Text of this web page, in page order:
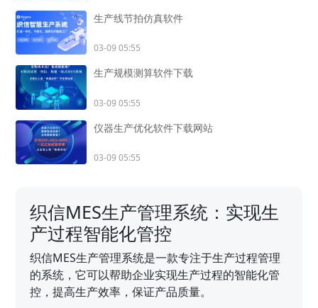
生产线节拍仿真软件
03-09 05:55
生产规模测算软件下载
03-09 05:55
仪器生产优化软件下载网站
03-09 05:55
织信MES生产管理系统：实现生
产过程智能化管控
织信MES生产管理系统是一款专注于生产过程管理
的系统，它可以帮助企业实现生产过程的智能化管
控，提高生产效率，保证产品质量。